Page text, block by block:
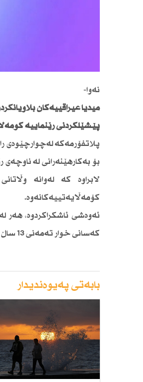
نەوا-
پێشێلكردنی رێنماییە كۆمەڵایەتییەكانەوە
پلاتفۆرمەكە لەچوارچێوەی
لابراوە كە لەوانە
كۆمەڵایەتییەكانەوە.
كەسانی خوار تەمەنی 13 ساڵ بن، ئەمە جگە لە داخستنی 147.7 ملیۆن هەژماری ساختە لەسەر ئاستی جیهاندا.
بابەتی پەیوەندیدار